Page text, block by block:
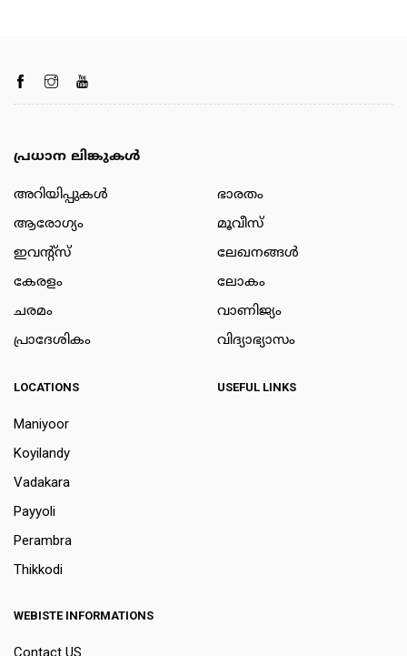
പ്രധാന ലിങ്കുകൾ
അറിയിപ്പുകള്‍
ആരോഗ്യം
ഇവന്റ്സ്
കേരളം
ചരമം
പ്രാദേശികം
ഭാരതം
മൂവീസ്
ലേഖനങ്ങള്‍
ലോകം
വാണിജ്യം
വിദ്യാഭ്യാസം
LOCATIONS
Maniyoor
Koyilandy
Vadakara
Payyoli
Perambra
Thikkodi
USEFUL LINKS
WEBISTE INFORMATIONS
Contact US